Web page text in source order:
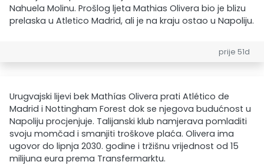
Nahuela Molinu. Prošlog ljeta Mathias Olivera bio je blizu
prelaska u Atletico Madrid, ali je na kraju ostao u Napoliju.
prije 51d
Urugvajski lijevi bek Mathías Olivera prati Atlético de
Madrid i Nottingham Forest dok se njegova budućnost u
Napoliju procjenjuje. Talijanski klub namjerava pomladiti
svoju momčad i smanjiti troškove plaća. Olivera ima
ugovor do lipnja 2030. godine i tržišnu vrijednost od 15
milijuna eura prema Transfermarktu.